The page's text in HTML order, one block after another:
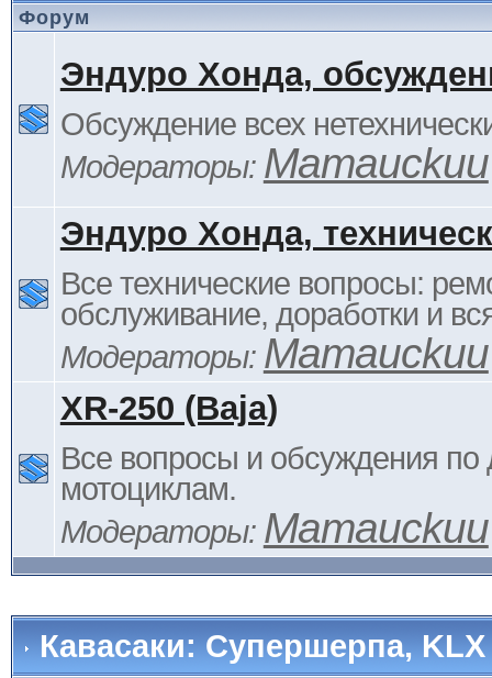
Форум
Эндуро Хонда,
Обсуждение всех
Модераторы: Mamauckuu
Эндуро Хонда,
Все технические вопросы:
обслуживание, доработки и
Модераторы: Mamauckuu
XR-250 (Baja)
Все вопросы и обсуждения
мотоциклам.
Модераторы: Mamauckuu
Кавасаки: Супершерпа,